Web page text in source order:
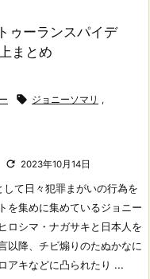
ゥーランスパイデ
まとめ
 ジョニーソマリ ,
 2023年10月14日
て日々犯罪まがいの行為を
を集めに集めているジョニー
ロシマ・ナガサキと日本人を
以降、チビ煽りのたぬかなに
アキなどに凸られたり ...